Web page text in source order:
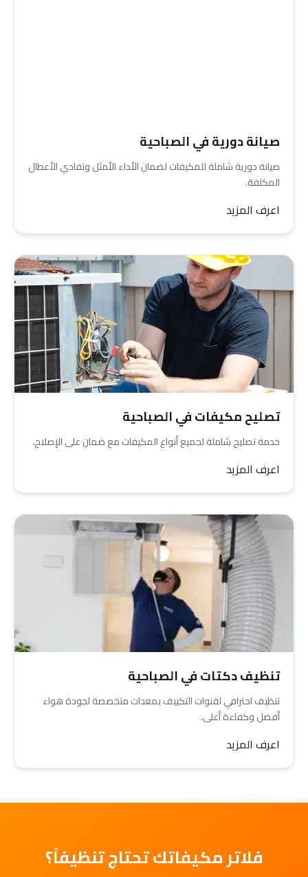
صيانة دورية في الصباحية
صيانة دورية شاملة للمكيفات لضمان الأداء الأمثل وتفادي الأعطال
المكلفة.
اعرف المزيد
تصليح مكيفات في الصباحية
خدمة تصليح شاملة لجميع أنواع المكيفات مع ضمان على الإصلاح.
اعرف المزيد
تنظيف دكتات في الصباحية
تنظيف احترافي لقنوات التكييف بمعدات متخصصة لجودة هواء
أفضل وكفاءة أعلى.
اعرف المزيد
فلاتر مكيفاتك تحتاج تنظيفاً؟